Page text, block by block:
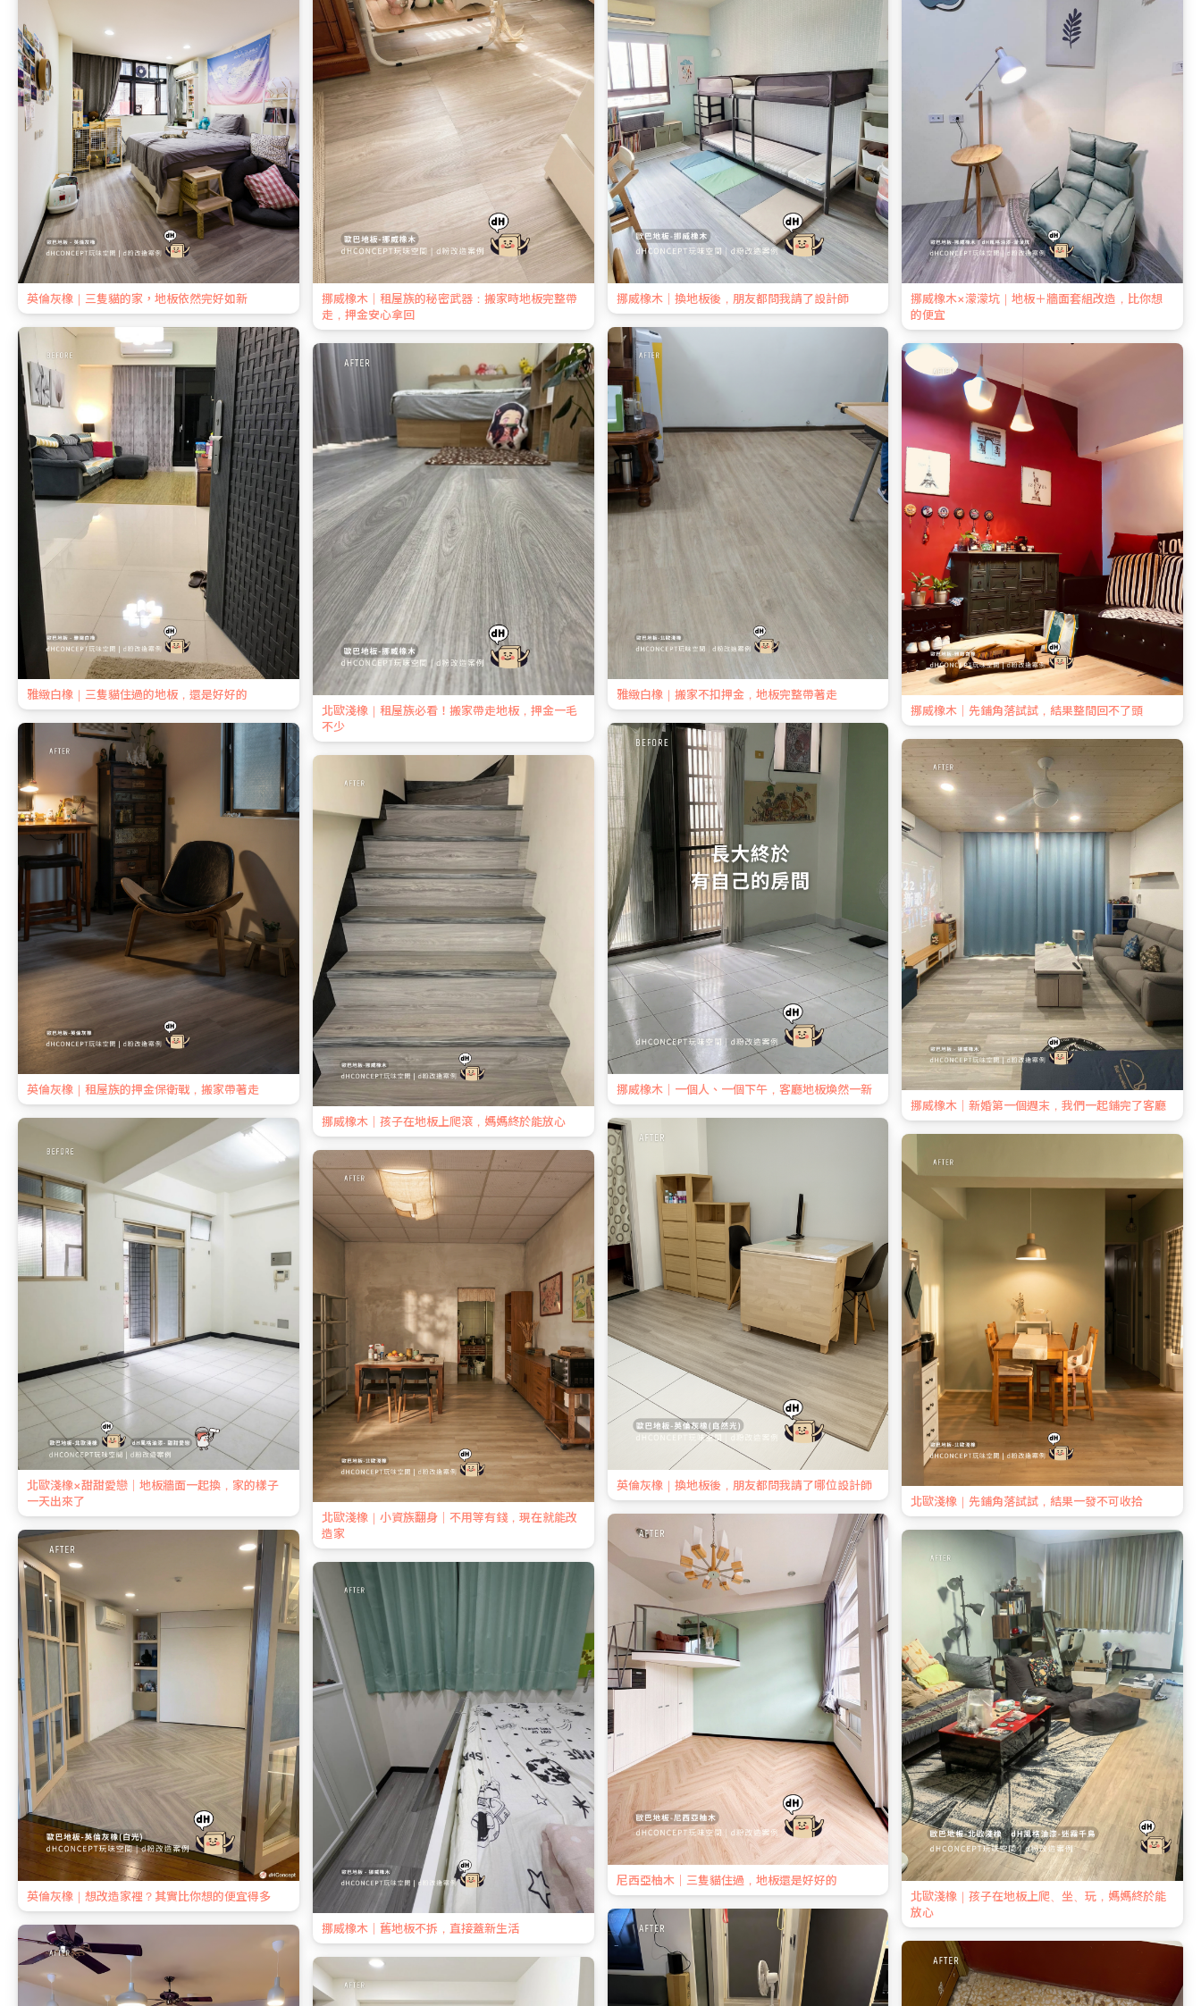
英倫灰橡｜三隻貓的家，地板依然完好如新
挪威橡木｜租屋族的秘密武器：搬家時地板完整帶
走，押金安心拿回
挪威橡木｜換地板後，朋友都問我請了設計師
挪威橡木×濛濛坑｜地板＋牆面套組改造，比你想
的便宜
雅緻白橡｜三隻貓住過的地板，還是好好的
北歐淺橡｜租屋族必看！搬家帶走地板，押金一毛
不少
雅緻白橡｜搬家不扣押金，地板完整帶著走
挪威橡木｜先鋪角落試試，結果整間回不了頭
英倫灰橡｜租屋族的押金保衛戰，搬家帶著走
挪威橡木｜孩子在地板上爬滾，媽媽終於能放心
挪威橡木｜一個人、一個下午，客廳地板煥然一新
挪威橡木｜新婚第一個週末，我們一起鋪完了客廳
北歐淺橡×甜甜愛戀｜地板牆面一起換，家的樣子
一天出來了
北歐淺橡｜小資族翻身｜不用等有錢，現在就能改
造家
英倫灰橡｜換地板後，朋友都問我請了哪位設計師
北歐淺橡｜先鋪角落試試，結果一發不可收拾
英倫灰橡｜想改造家裡？其實比你想的便宜得多
挪威橡木｜舊地板不拆，直接蓋新生活
尼西亞柚木｜三隻貓住過，地板還是好好的
北歐淺橡｜孩子在地板上爬、坐、玩，媽媽終於能
放心